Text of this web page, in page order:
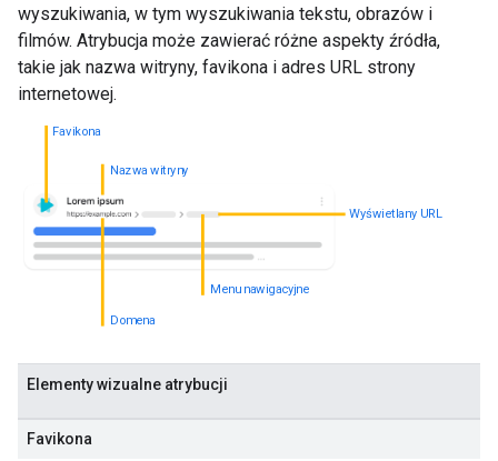
wyszukiwania, w tym wyszukiwania tekstu, obrazów i
filmów. Atrybucja może zawierać różne aspekty źródła,
takie jak nazwa witryny, favikona i adres URL strony
internetowej.
Favikona
Nazwa witryny
Wyświetlany URL
Domena
Menu nawigacyjne
Elementy wizualne atrybucji
Favikona